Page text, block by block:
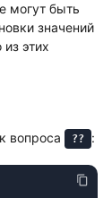
могут быть
значений
этих
вопроса ?? :